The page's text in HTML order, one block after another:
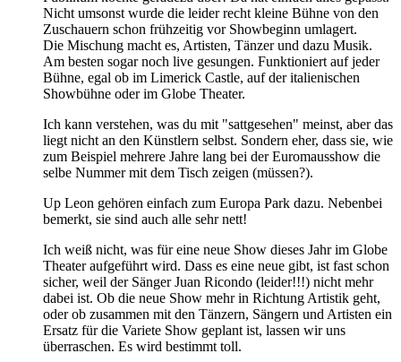
Nicht umsonst wurde die leider recht kleine Bühne von den
Zuschauern schon frühzeitig vor Showbeginn umlagert.
Die Mischung macht es, Artisten, Tänzer und dazu Musik.
Am besten sogar noch live gesungen. Funktioniert auf jeder
Bühne, egal ob im Limerick Castle, auf der italienischen
Showbühne oder im Globe Theater.
Ich kann verstehen, was du mit "sattgesehen" meinst, aber das
liegt nicht an den Künstlern selbst. Sondern eher, dass sie, wie
zum Beispiel mehrere Jahre lang bei der Euromausshow die
selbe Nummer mit dem Tisch zeigen (müssen?).
Up Leon gehören einfach zum Europa Park dazu. Nebenbei
bemerkt, sie sind auch alle sehr nett!
Ich weiß nicht, was für eine neue Show dieses Jahr im Globe
Theater aufgeführt wird. Dass es eine neue gibt, ist fast schon
sicher, weil der Sänger Juan Ricondo (leider!!!) nicht mehr
dabei ist. Ob die neue Show mehr in Richtung Artistik geht,
oder ob zusammen mit den Tänzern, Sängern und Artisten ein
Ersatz für die Variete Show geplant ist, lassen wir uns
überraschen. Es wird bestimmt toll.